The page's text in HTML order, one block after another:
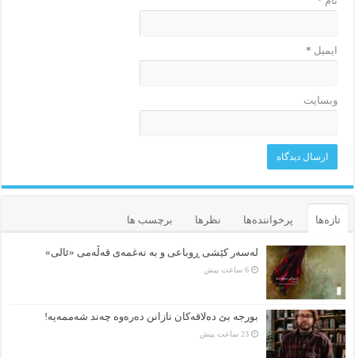
ایمیل *
وبسایت
تازه‌ها پرخواننده‌ها نظرها برچسب ها
لەسەر کێشی ڕوباعی و به نەغمەی قەڵەمی «ئالی»
6 ساعت پیش
بورجە بێ دەلاقەکان نازانن دەرەوە چەند شەممەیە!
23 ساعت پیش